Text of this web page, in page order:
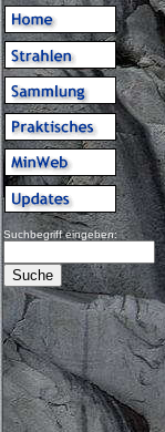
Suchbegriff eingeben: